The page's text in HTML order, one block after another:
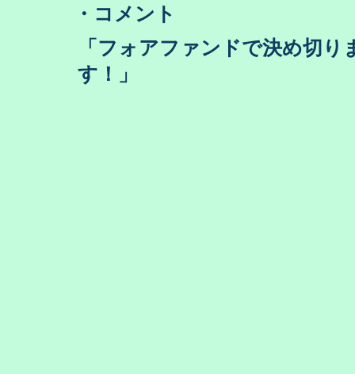
・コメント
「フォアファンドで決め切り
す！」